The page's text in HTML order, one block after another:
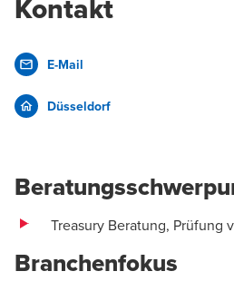
Kontakt
E-Mail
Düsseldorf
Treasury Beratung, Prüfung
Branchenfokus